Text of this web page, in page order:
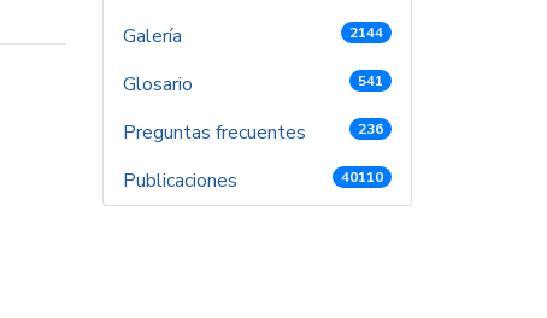
Galería 2144
Glosario 541
Preguntas frecuentes 236
Publicaciones 40110